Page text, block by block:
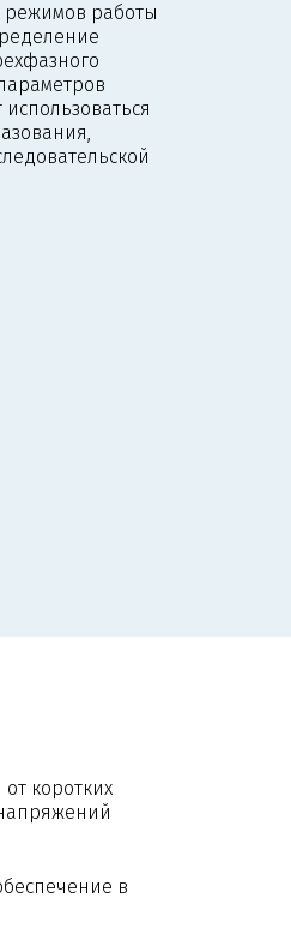
режимов работы
коротких
в